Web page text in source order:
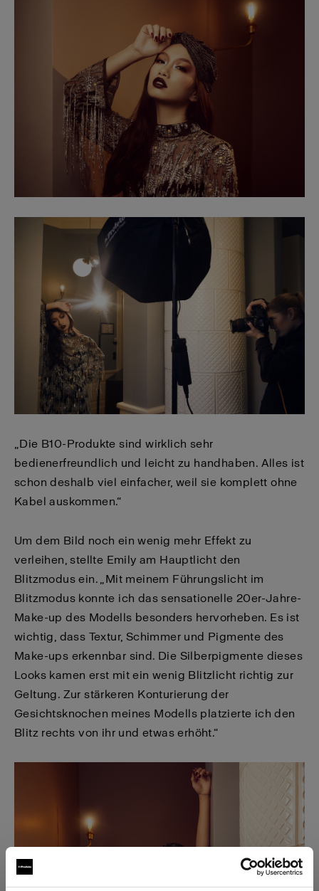
„Die B10-Produkte sind wirklich sehr
bedienerfreundlich und leicht zu handhaben. Alles ist
schon deshalb viel einfacher, weil sie komplett ohne
Kabel auskommen.“
Um dem Bild noch ein wenig mehr Effekt zu
verleihen, stellte Emily am Hauptlicht den
Blitzmodus ein. „Mit meinem Führungslicht im
Blitzmodus konnte ich das sensationelle 20er-Jahre-
Make-up des Modells besonders hervorheben. Es ist
wichtig, dass Textur, Schimmer und Pigmente des
Make-ups erkennbar sind. Die Silberpigmente dieses
Looks kamen erst mit ein wenig Blitzlicht richtig zur
Geltung. Zur stärkeren Konturierung der
Gesichtsknochen meines Modells platzierte ich den
Blitz rechts von ihr und etwas erhöht.“